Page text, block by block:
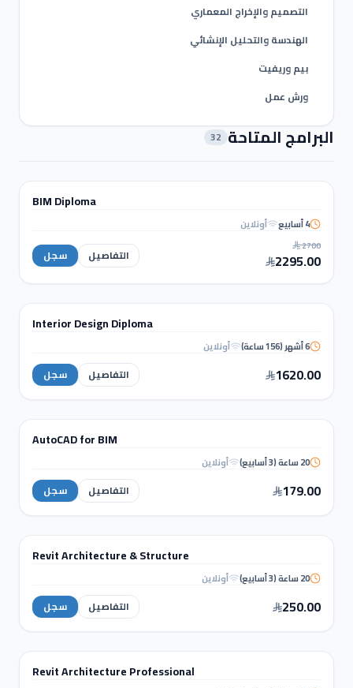
التصميم والإخراج المعماري
الهندسة والتحليل الإنشائي
بيم وريفيت
ورش عمل
البرامج المتاحة 32
BIM
Diploma
BIM Diploma
4 أسابيع أونلاين
2700
2295.00 التفاصيل سجل
Interior Design
Diploma
التصميم الداخلي والإظهار المعماري
Interior Design Diploma
6 أشهر (156 ساعة) أونلاين
1620.00 التفاصيل سجل
AutoCAD for
BIM
نمذجة ومعلومات البناء (BIM)
AutoCAD for BIM
20 ساعة (3 أسابيع) أونلاين
179.00 التفاصيل سجل
Revit Architecture &
BIM & REVIT
Revit Architecture & Structure
20 ساعة (3 أسابيع) أونلاين
250.00 التفاصيل سجل
BIM & REVIT
Revit Architecture Professional